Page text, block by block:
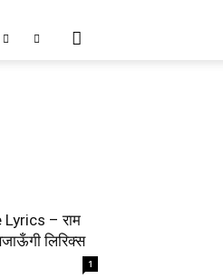
– राम
लिरिक्स
1